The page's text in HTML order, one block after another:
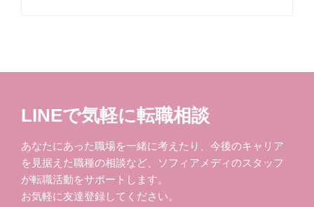
LINEで気軽に転職相談
あなたにあった職場を一緒に考えたり、今後のキャリア
を見据えた職種の相談など、ソフィアメディのスタッフ
が転職活動をサポートします。
お気軽に友達登録してください。